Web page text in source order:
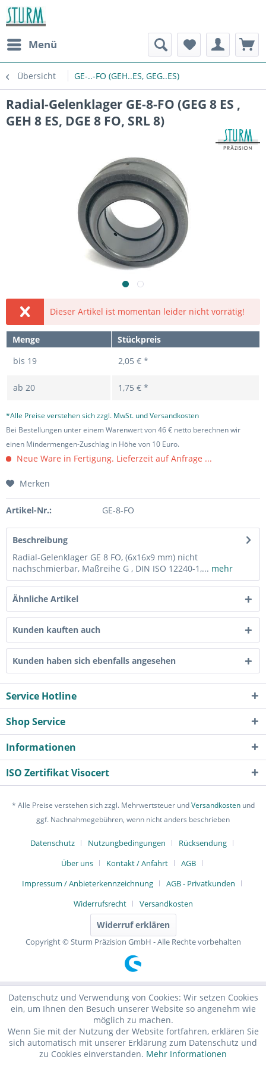
Menü
Übersicht GE-..-FO (GEH..ES, GEG..ES)
Radial-Gelenklager GE-8-FO (GEG 8 ES ,
GEH 8 ES, DGE 8 FO, SRL 8)
Dieser Artikel ist momentan leider nicht vorrätig!
Menge
Stückpreis
bis 19 2,05 € *
ab 20 1,75 € *
*Alle Preise verstehen sich zzgl. MwSt. und Versandkosten
Bei Bestellungen unter einem Warenwert von 46 € netto berechnen wir
einen Mindermengen-Zuschlag in Höhe von 10 Euro.
Neue Ware in Fertigung. Lieferzeit auf Anfrage ...
Merken
Artikel-Nr.: GE-8-FO
Beschreibung
Radial-Gelenklager GE 8 FO, (6x16x9 mm) nicht
nachschmierbar, Maßreihe G , DIN ISO 12240-1,... mehr
Ähnliche Artikel
Kunden kauften auch
Kunden haben sich ebenfalls angesehen
Service Hotline
Shop Service
Informationen
ISO Zertifikat Visocert
* Alle Preise verstehen sich zzgl. Mehrwertsteuer undVersandkostenund
ggf. Nachnahmegebühren, wenn nicht anders beschrieben
Datenschutz Nutzungbedingungen
Rücksendung
Über uns
Kontakt / Anfahrt
AGB
Impressum / Anbieterkennzeichnung
AGB - Privatkunden
Widerrufsrecht
Versandkosten
Widerruf erklären
Copyright © Sturm Präzision GmbH - Alle Rechte vorbehalten
Datenschutz und Verwendung von Cookies: Wir setzen Cookies
ein, um Ihnen den Besuch unserer Website so angenehm wie
möglich zu machen.
Wenn Sie mit der Nutzung der Website fortfahren, erklären Sie
sich automatisch mit unserer Erklärung zum Datenschutz und
zu Cookies einverstanden. Mehr Informationen